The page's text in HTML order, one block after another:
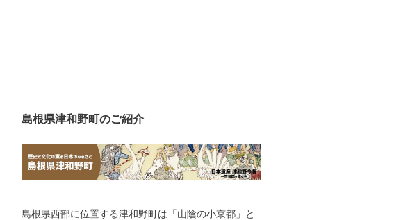
島根県津和野町のご紹介
島根県西部に位置する津和野町は「山陰の小京都」と